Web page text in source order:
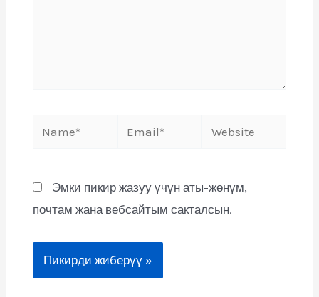
Эмки пикир жазуу үчүн аты-жөнүм,
почтам жана вебсайтым сакталсын.